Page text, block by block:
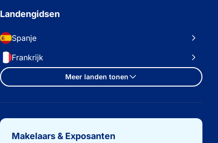
Landengidsen
Spanje
Frankrijk
Meer landen tonen
Belangrijke links
Makelaars & Exposanten